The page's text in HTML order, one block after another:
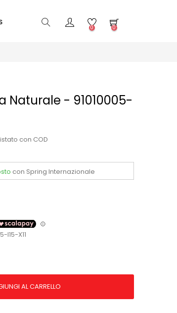
0 0
Naturale - 91010005-
con COD
con Spring Internazionale
I15-X11
AL CARRELLO